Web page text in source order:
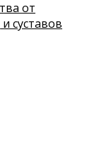
от
суставов